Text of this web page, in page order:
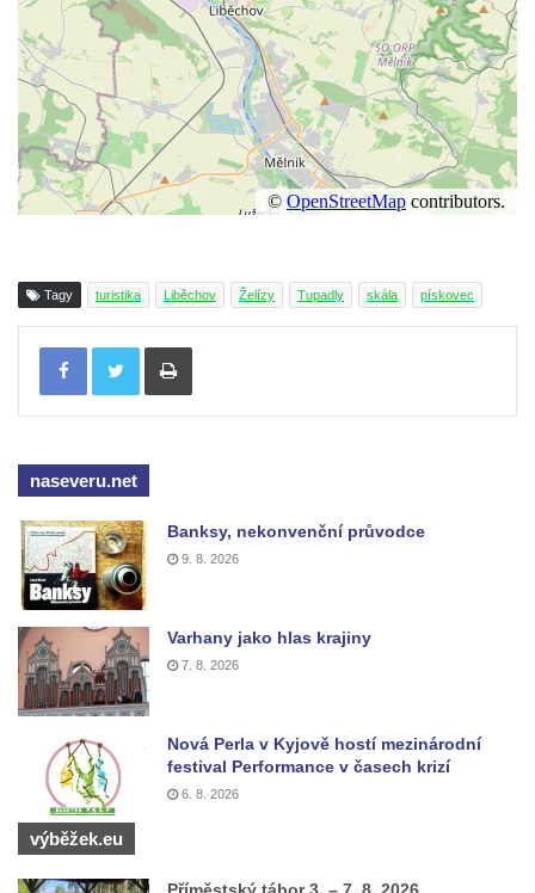
Tagy turistika Liběchov Želízy Tupadly skála pískovec
Tisknout
naseveru.net
Banksy, nekonvenční průvodce
9. 8. 2026
Varhany jako hlas krajiny
7. 8. 2026
Nová Perla v Kyjově hostí mezinárodní
festival Performance v časech krizí
6. 8. 2026
výběžek.eu